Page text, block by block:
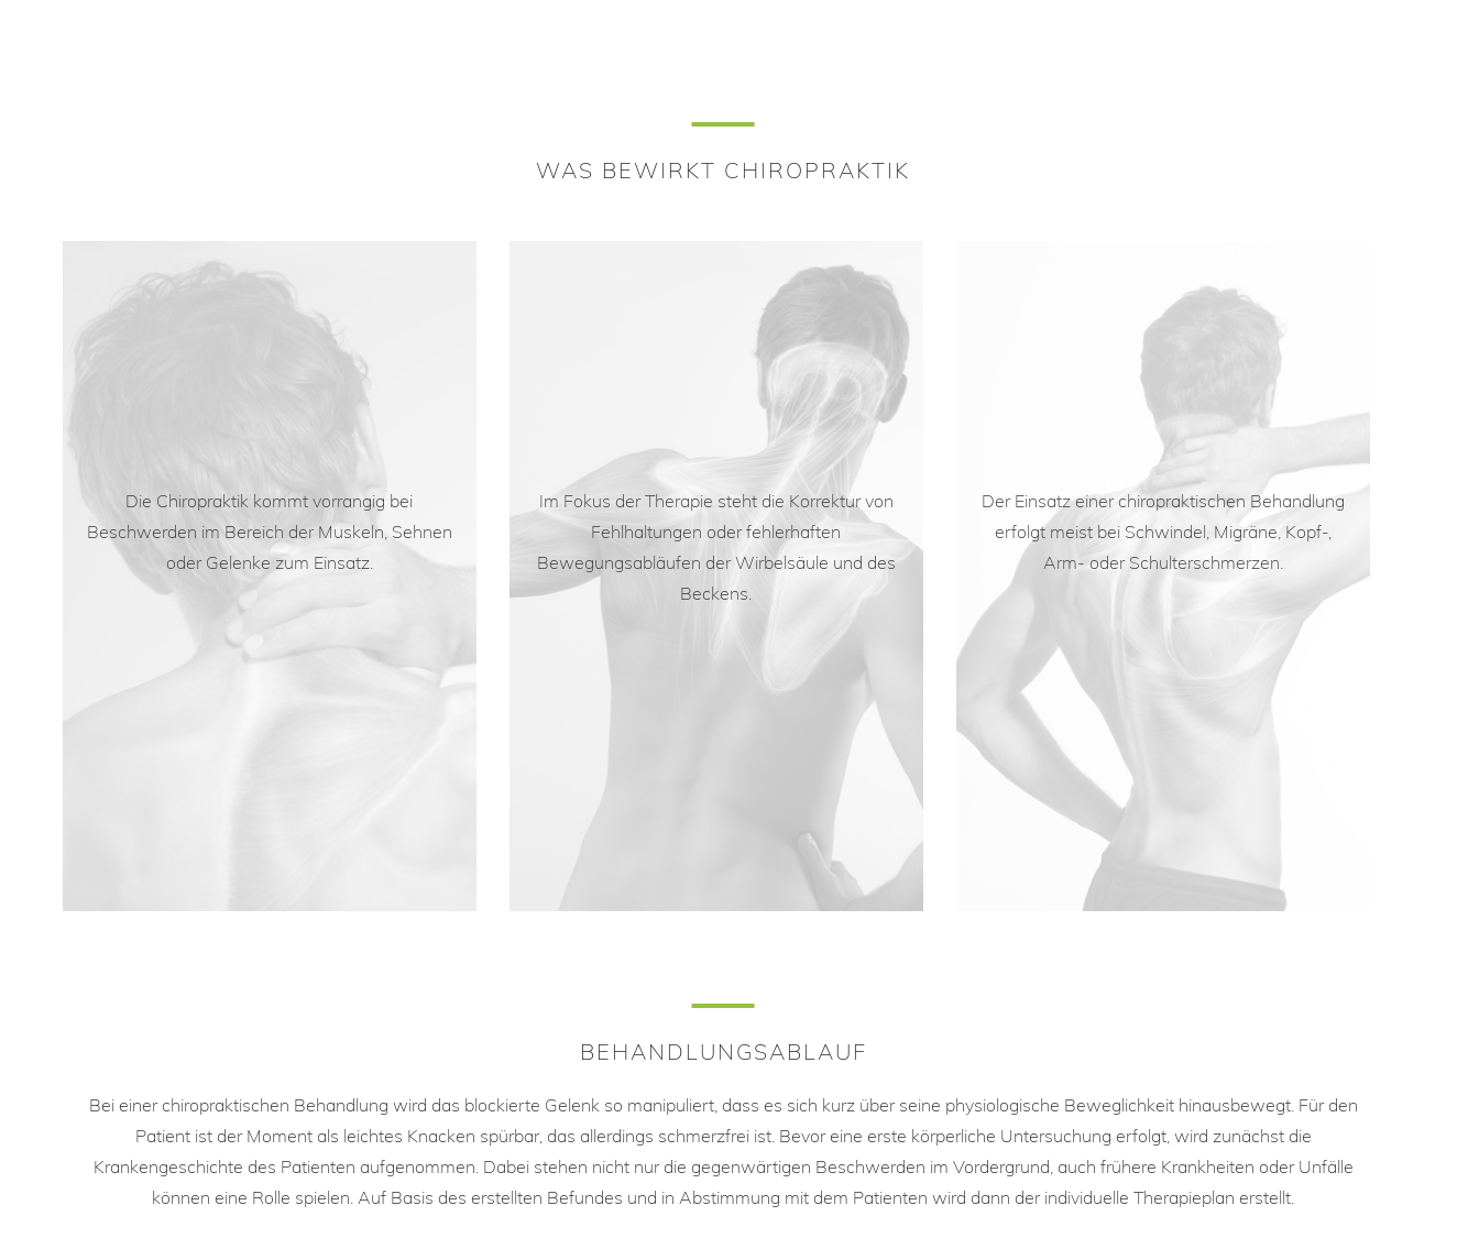
WAS BEWIRKT CHIROPRAKTIK
Die Chiropraktik kommt vorrangig bei
Beschwerden im Bereich der Muskeln, Sehnen
oder Gelenke zum Einsatz.
Im Fokus der Therapie steht die Korrektur von
Fehlhaltungen oder fehlerhaften
Bewegungsabläufen der Wirbelsäule und des
Beckens.
Der Einsatz einer chiropraktischen Behandlung
erfolgt meist bei Schwindel, Migräne, Kopf-,
Arm- oder Schulterschmerzen.
BEHANDLUNGSABLAUF
Bei einer chiropraktischen Behandlung wird das blockierte Gelenk so manipuliert, dass es sich kurz über seine physiologische Beweglichkeit hinausbewegt. Für den
Patient ist der Moment als leichtes Knacken spürbar, das allerdings schmerzfrei ist. Bevor eine erste körperliche Untersuchung erfolgt, wird zunächst die
Krankengeschichte des Patienten aufgenommen. Dabei stehen nicht nur die gegenwärtigen Beschwerden im Vordergrund, auch frühere Krankheiten oder Unfälle
können eine Rolle spielen. Auf Basis des erstellten Befundes und in Abstimmung mit dem Patienten wird dann der individuelle Therapieplan erstellt.